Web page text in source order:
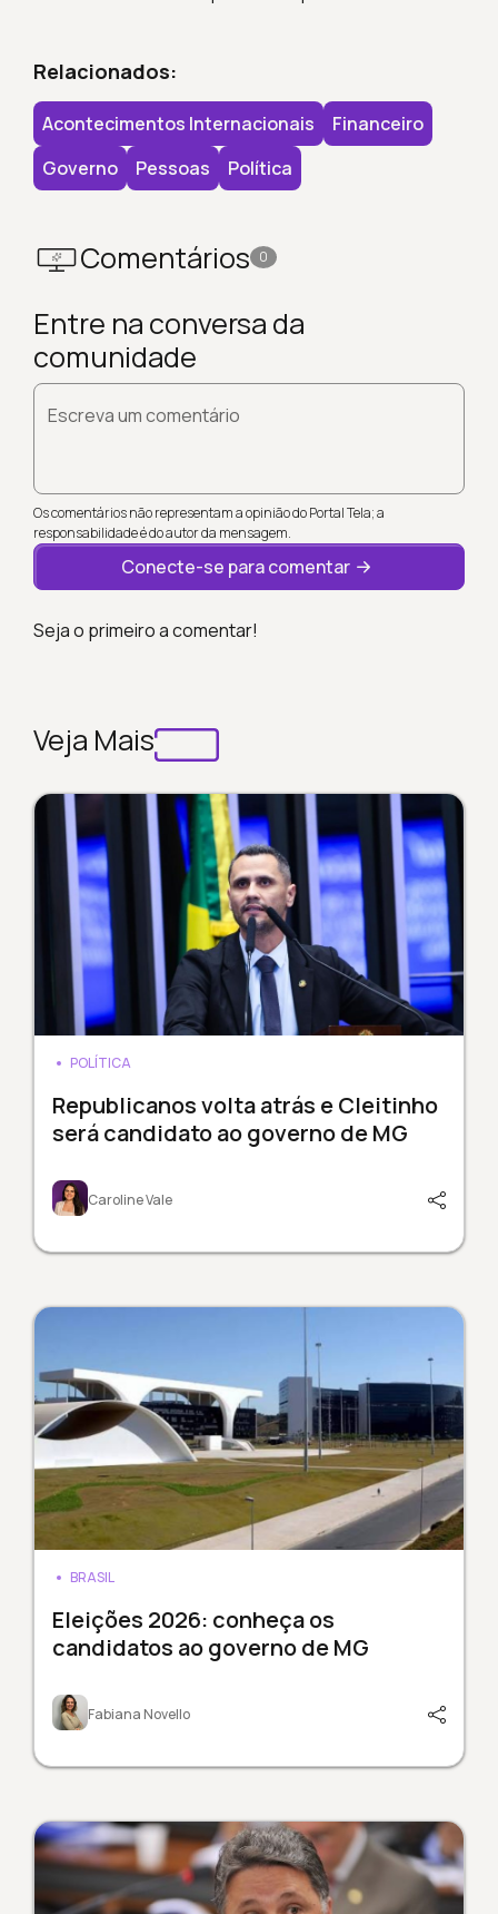
Relacionados:
Acontecimentos Internacionais
Financeiro
Governo
Pessoas Política
Comentários 0
Entre na conversa da
comunidade
Escreva um comentário
Os comentários não representam a opinião do Portal Tela; a
responsabilidade é do autor da mensagem.
Conecte-se para comentar
Seja o primeiro a comentar!
Veja Mais
POLÍTICA
Republicanos volta atrás e Cleitinho
será candidato ao governo de MG
Caroline Vale
BRASIL
Eleições 2026: conheça os
candidatos ao governo de MG
Fabiana Novello